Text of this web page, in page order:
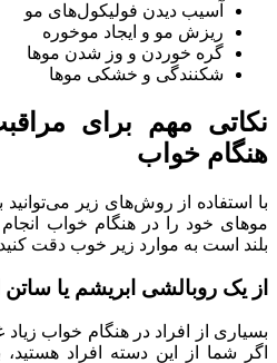
آسیب دیدن فولیکول‌های مو
ریزش مو و ایجاد موخوره
گره خوردن و وز شدن موها
شکنندگی و خشکی موها
نکاتی مهم برای
هنگام خواب
با استفاده از روش‌های زیر
موهای خود را در هنگام خواب
بلند است به موارد زیر خوب دقت
از یک روبالشی ابریشم یا ساتن
بسیاری از افراد در هنگام خواب
اگر شما از این دسته افراد هستید،